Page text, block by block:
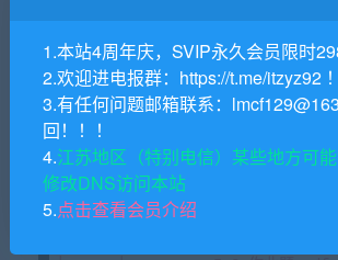
1.本站4周年庆，SVIP永久会员限时
2.欢迎进电报群：https://t.me/itzyz92 ！
3.有任何问题邮箱联系：
回！！！
4.江苏地区（特别电信）某些地方可
修改DNS访问本站
5.点击查看会员介绍